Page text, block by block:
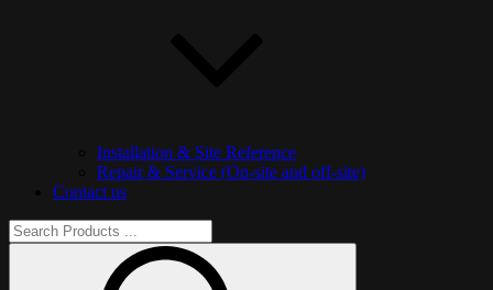
Installation & Site Reference
Repair & Service (On-site and off-site)
Contact us
Search
for: